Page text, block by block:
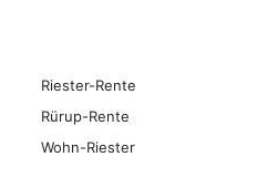
Riester-Rente
Rürup-Rente
Wohn-Riester